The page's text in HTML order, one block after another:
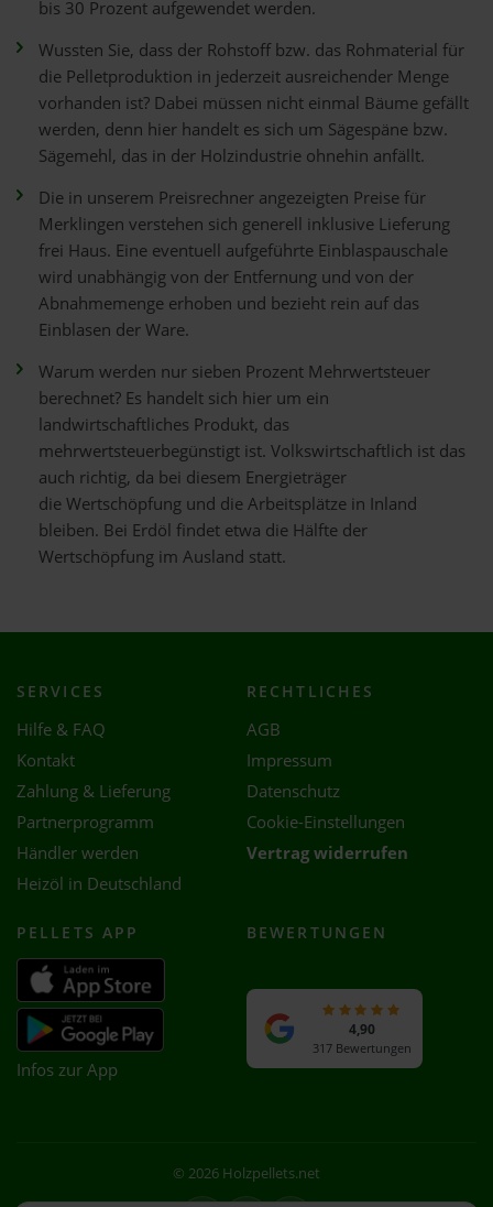
bis 30 Prozent aufgewendet werden.
Wussten Sie, dass der Rohstoff bzw. das Rohmaterial für
die Pelletproduktion in jederzeit ausreichender Menge
vorhanden ist? Dabei müssen nicht einmal Bäume gefällt
werden, denn hier handelt es sich um Sägespäne bzw.
Sägemehl, das in der Holzindustrie ohnehin anfällt.
Die in unserem Preisrechner angezeigten Preise für
Merklingen verstehen sich generell inklusive Lieferung
frei Haus. Eine eventuell aufgeführte Einblaspauschale
wird unabhängig von der Entfernung und von der
Abnahmemenge erhoben und bezieht rein auf das
Einblasen der Ware.
Warum werden nur sieben Prozent Mehrwertsteuer
berechnet? Es handelt sich hier um ein
landwirtschaftliches Produkt, das
mehrwertsteuerbegünstigt ist. Volkswirtschaftlich ist das
auch richtig, da bei diesem Energieträger
die Wertschöpfung und die Arbeitsplätze in Inland
bleiben. Bei Erdöl findet etwa die Hälfte der
Wertschöpfung im Ausland statt.
SERVICES
Hilfe & FAQ
Kontakt
Zahlung & Lieferung
Partnerprogramm
Händler werden
Heizöl in Deutschland
RECHTLICHES
AGB
Impressum
Datenschutz
Cookie-Einstellungen
Vertrag widerrufen
PELLETS APP
Infos zur App
BEWERTUNGEN
4,90
317 Bewertungen
© 2026 Holzpellets.net